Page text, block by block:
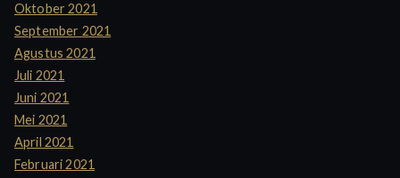
Oktober 2021
September 2021
Agustus 2021
Juli 2021
Juni 2021
Mei 2021
April 2021
Februari 2021